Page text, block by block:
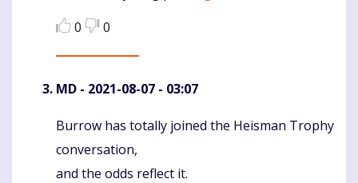
0
0
MD - 2021-08-07 - 03:07
Komentaras
Burrow has totally joined the Heisman Trophy
conversation,
and the odds reflect it.